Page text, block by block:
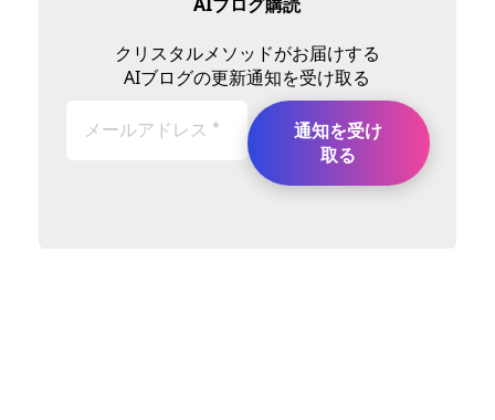
クリスタルメソッドがお届けする
AIブログの更新通知を受け取る